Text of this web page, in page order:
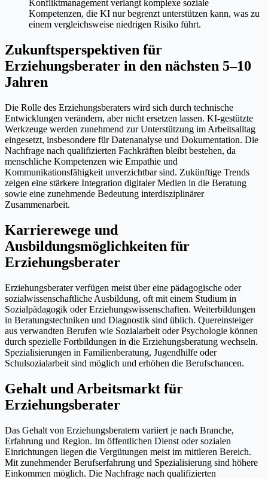
Konfliktmanagement verlangt komplexe soziale
Kompetenzen, die KI nur begrenzt unterstützen kann, was zu
einem vergleichsweise niedrigen Risiko führt.
Zukunftsperspektiven für
Erziehungsberater in den nächsten 5–10
Jahren
Die Rolle des Erziehungsberaters wird sich durch technische
Entwicklungen verändern, aber nicht ersetzen lassen. KI-gestützte
Werkzeuge werden zunehmend zur Unterstützung im Arbeitsalltag
eingesetzt, insbesondere für Datenanalyse und Dokumentation. Die
Nachfrage nach qualifizierten Fachkräften bleibt bestehen, da
menschliche Kompetenzen wie Empathie und
Kommunikationsfähigkeit unverzichtbar sind. Zukünftige Trends
zeigen eine stärkere Integration digitaler Medien in die Beratung
sowie eine zunehmende Bedeutung interdisziplinärer
Zusammenarbeit.
Karrierewege und
Ausbildungsmöglichkeiten für
Erziehungsberater
Erziehungsberater verfügen meist über eine pädagogische oder
sozialwissenschaftliche Ausbildung, oft mit einem Studium in
Sozialpädagogik oder Erziehungswissenschaften. Weiterbildungen
in Beratungstechniken und Diagnostik sind üblich. Quereinsteiger
aus verwandten Berufen wie Sozialarbeit oder Psychologie können
durch spezielle Fortbildungen in die Erziehungsberatung wechseln.
Spezialisierungen in Familienberatung, Jugendhilfe oder
Schulsozialarbeit sind möglich und erhöhen die Berufschancen.
Gehalt und Arbeitsmarkt für
Erziehungsberater
Das Gehalt von Erziehungsberatern variiert je nach Branche,
Erfahrung und Region. Im öffentlichen Dienst oder sozialen
Einrichtungen liegen die Vergütungen meist im mittleren Bereich.
Mit zunehmender Berufserfahrung und Spezialisierung sind höhere
Einkommen möglich. Die Nachfrage nach qualifizierten